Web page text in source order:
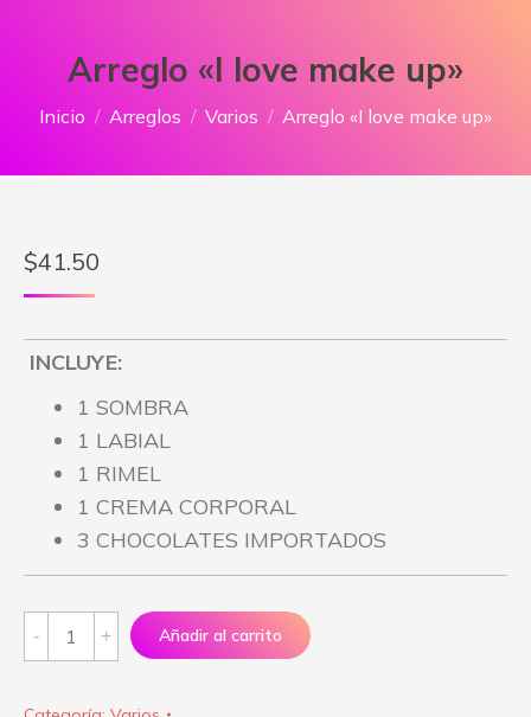
Arreglo «I love make up»
Estás aquí:
Inicio Arreglos Varios Arreglo «I love make up»
$41.50
INCLUYE:
1 SOMBRA
1 LABIAL
1 RIMEL
1 CREMA CORPORAL
3 CHOCOLATES IMPORTADOS
Arreglo
"I
Añadir al carrito